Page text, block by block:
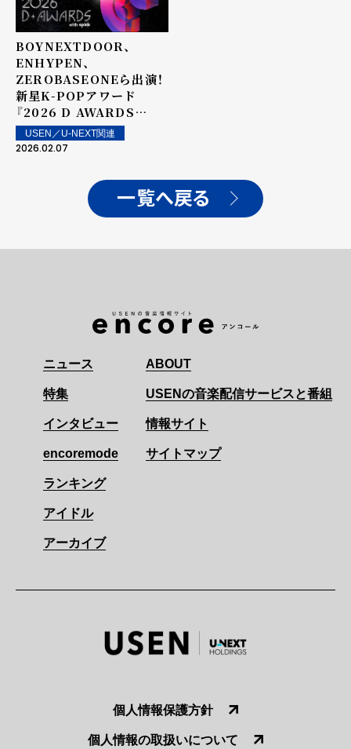
BOYNEXTDOOR、
ENHYPEN、
ZEROBASEONEら出演！
新星K-POPアワード
『2026 D AWARDS
with upick』をU-NEXT
独占でライブ配信
USEN／U-NEXT関連
2026.02.07
一覧へ戻る
ニュース
特集
インタビュー
encoremode
ランキング
アイドル
アーカイブ
ABOUT
USENの音楽配信サービスと番組
情報サイト
サイトマップ
個人情報保護方針
個人情報の取扱いについて